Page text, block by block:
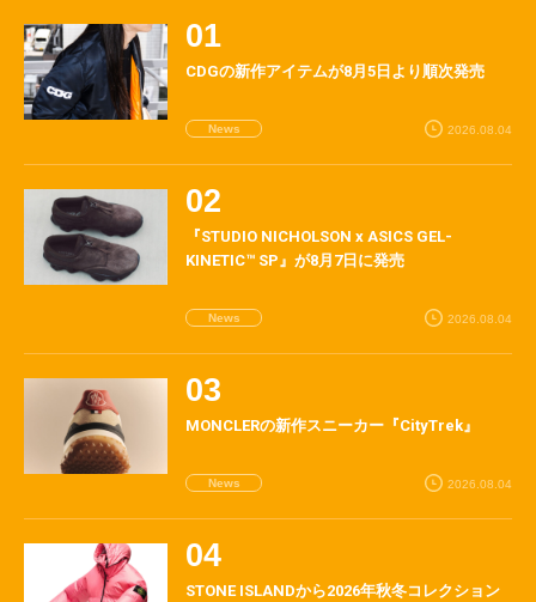
CDGの新作アイテムが8月5日より順次発売
News 2026.08.04
『STUDIO NICHOLSON x ASICS GEL-
KINETIC™ SP』が8月7日に発売
News 2026.08.04
MONCLERの新作スニーカー『CityTrek』
News 2026.08.04
STONE ISLANDから2026年秋冬コレクション